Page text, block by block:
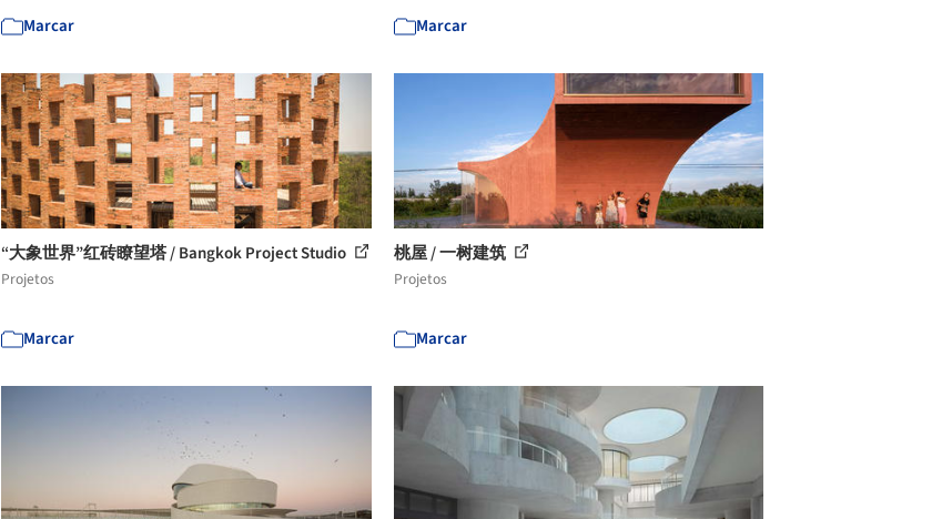
Marcar Marcar
“大象世界”红砖瞭望塔 / Bangkok Project Studio
Projetos
Marcar
桃屋 / 一树建筑
Projetos
Marcar